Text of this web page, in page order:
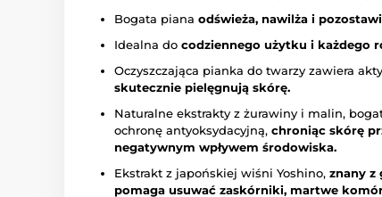
Bogata piana odświeża, nawilża i
Idealna do codziennego użytku i każdego
Oczyszczająca pianka do twarzy zawiera
skutecznie pielęgnują skórę.
Naturalne ekstrakty z żurawiny i malin,
ochronę antyoksydacyjną, chroniąc skórę
negatywnym wpływem środowiska.
Ekstrakt z japońskiej wiśni Yoshino, znany z
pomaga usuwać zaskórniki, martwe